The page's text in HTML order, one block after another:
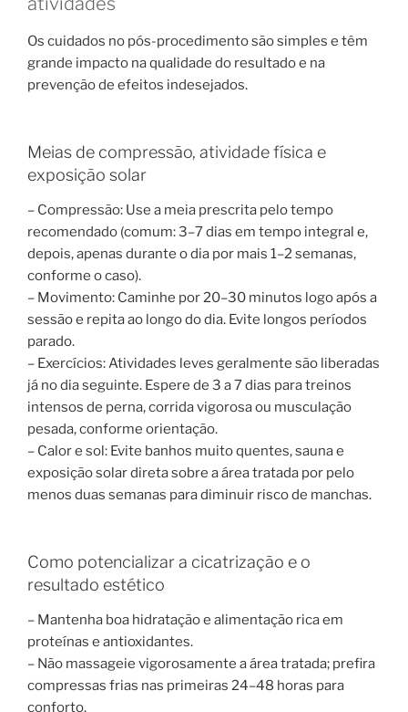
Os cuidados no pós-procedimento são simples e têm
grande impacto na qualidade do resultado e na
prevenção de efeitos indesejados.
Meias de compressão, atividade física e
exposição solar
– Compressão: Use a meia prescrita pelo tempo
recomendado (comum: 3–7 dias em tempo integral e,
depois, apenas durante o dia por mais 1–2 semanas,
conforme o caso).
– Movimento: Caminhe por 20–30 minutos logo após a
sessão e repita ao longo do dia. Evite longos períodos
parado.
– Exercícios: Atividades leves geralmente são liberadas
já no dia seguinte. Espere de 3 a 7 dias para treinos
intensos de perna, corrida vigorosa ou musculação
pesada, conforme orientação.
– Calor e sol: Evite banhos muito quentes, sauna e
exposição solar direta sobre a área tratada por pelo
menos duas semanas para diminuir risco de manchas.
Como potencializar a cicatrização e o
resultado estético
– Mantenha boa hidratação e alimentação rica em
proteínas e antioxidantes.
– Não massageie vigorosamente a área tratada; prefira
compressas frias nas primeiras 24–48 horas para
conforto.